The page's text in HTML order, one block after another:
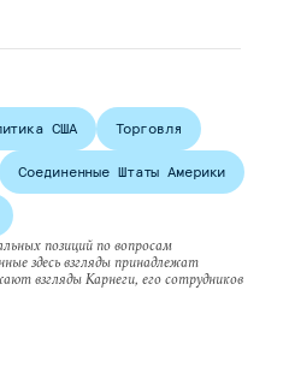
США Торговля
Соединенные Штаты Америки
позиций по вопросам
здесь взгляды принадлежат
взгляды Карнеги, его сотрудников